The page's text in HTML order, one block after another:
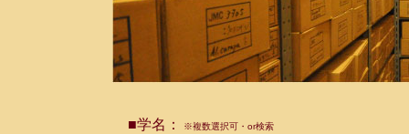
■学名： ※複数選択可・or検索